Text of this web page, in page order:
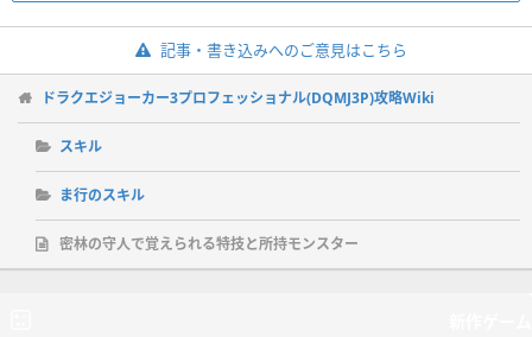
記事・書き込みへのご意見はこちら
ドラクエジョーカー3プロフェッショナル(DQMJ3P)攻略Wiki
スキル
ま行のスキル
密林の守人で覚えられる特技と所持モンスター